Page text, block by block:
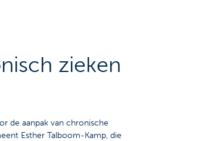
zieken
de aanpak van chronische
Esther Talboom-Kamp, die